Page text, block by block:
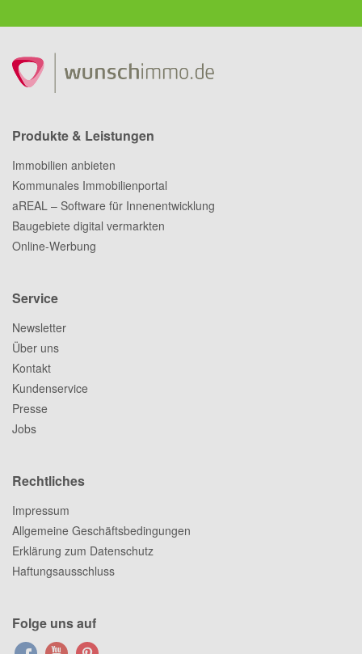
Produkte & Leistungen
Immobilien anbieten
Kommunales Immobilienportal
aREAL – Software für Innenentwicklung
Baugebiete digital vermarkten
Online-Werbung
Service
Newsletter
Über uns
Kontakt
Kundenservice
Presse
Jobs
Rechtliches
Impressum
Allgemeine Geschäftsbedingungen
Erklärung zum Datenschutz
Haftungsausschluss
Folge uns auf